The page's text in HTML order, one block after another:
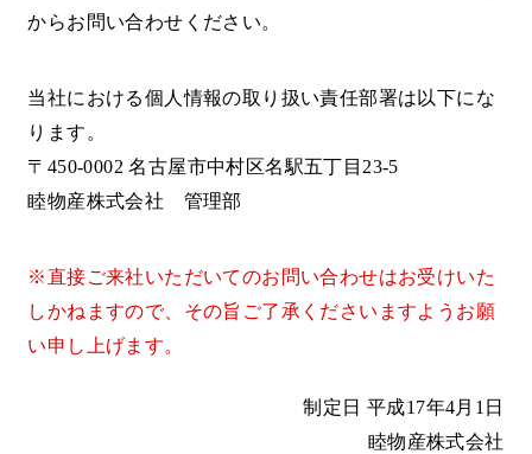
からお問い合わせください。
当社における個人情報の取り扱い責任部署は以下にな
ります。
〒450-0002 名古屋市中村区名駅五丁目23-5
睦物産株式会社 管理部
※直接ご来社いただいてのお問い合わせはお受けいた
しかねますので、 その旨ご了承くださいますようお願
い申し上げます。
制定日 平成17年4月1日
睦物産株式会社